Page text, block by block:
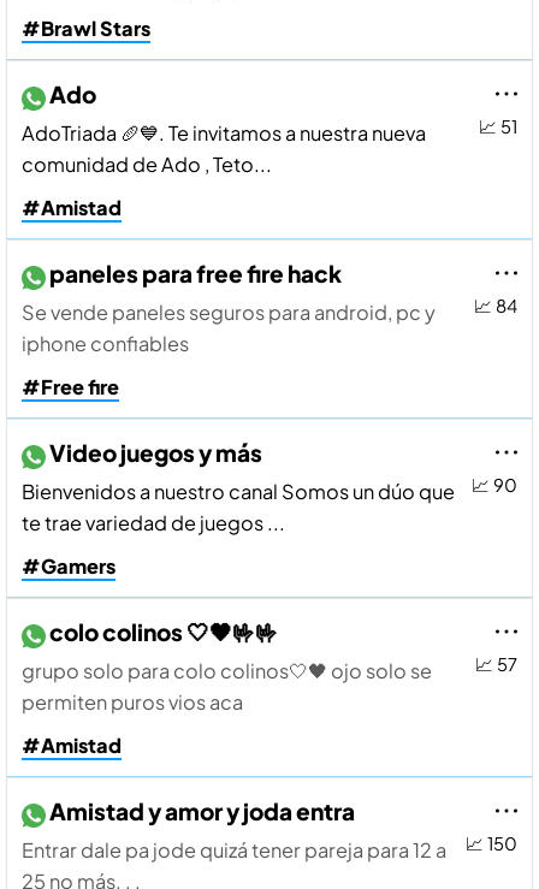
#Brawl Stars
📈 51
Ado
AdoTriada 🥖💙. Te invitamos a nuestra nueva
comunidad de Ado , Teto...
#Amistad
📈 84
paneles para free fire hack
Se vende paneles seguros para android, pc y
iphone confiables
#Free fire
📈 90
Video juegos y más
Bienvenidos a nuestro canal Somos un dúo que
te trae variedad de juegos ...
#Gamers
📈 57
colo colinos 🤍🖤🤟🤟
grupo solo para colo colinos🤍🖤 ojo solo se
permiten puros vios aca
#Amistad
📈 150
Amistad y amor y joda entra
Entrar dale pa jode quizá tener pareja para 12 a
25 no más. . .